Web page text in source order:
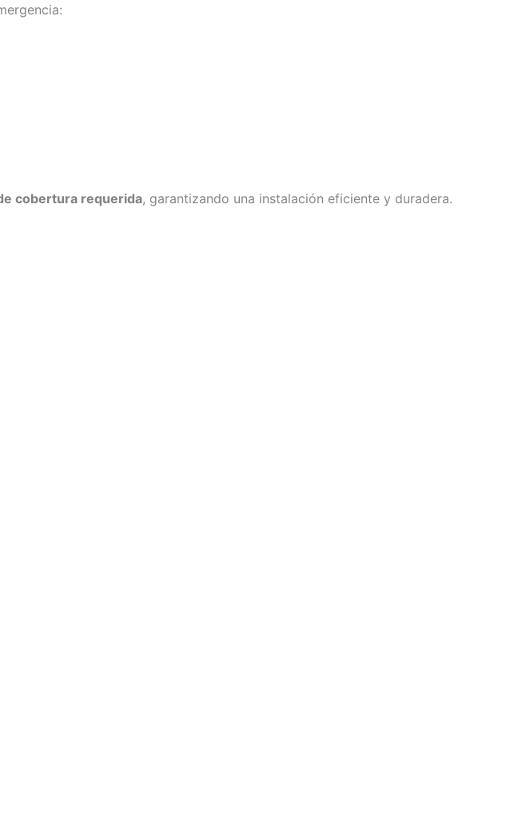
cobertura requerida, garantizando una instalación eficiente y duradera.